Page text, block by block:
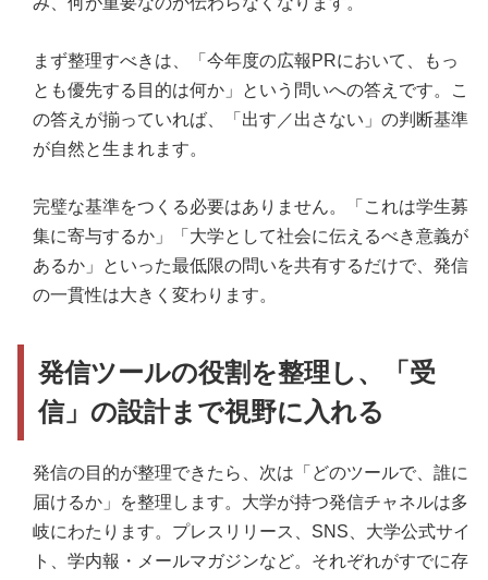
まず整理すべきは、「今年度の広報PRにおいて、もっ
とも優先する目的は何か」という問いへの答えです。こ
の答えが揃っていれば、「出す／出さない」の判断基準
が自然と生まれます。
完璧な基準をつくる必要はありません。「これは学生募
集に寄与するか」「大学として社会に伝えるべき意義が
あるか」といった最低限の問いを共有するだけで、発信
の一貫性は大きく変わります。
発信ツールの役割を整理し、「受
信」の設計まで視野に入れる
発信の目的が整理できたら、次は「どのツールで、誰に
届けるか」を整理します。大学が持つ発信チャネルは多
岐にわたります。プレスリリース、SNS、大学公式サイ
ト、学内報・メールマガジンなど。それぞれがすでに存